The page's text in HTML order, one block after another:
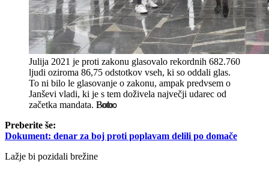
Julija 2021 je proti zakonu glasovalo rekordnih 682.760
ljudi oziroma 86,75 odstotkov vseh, ki so oddali glas.
To ni bilo le glasovanje o zakonu, ampak predvsem o
Janševi vladi, ki je s tem doživela največji udarec od
začetka mandata. Bobo
Preberite še:
Dokument: denar za boj proti poplavam delili po domače
Lažje bi pozidali brežine